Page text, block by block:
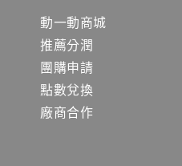
動一動商城
推薦分潤
團購申請
點數兌換
廠商合作